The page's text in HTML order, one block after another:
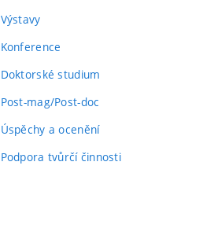
Výstavy
Konference
Doktorské studium
Post-mag/Post-doc
Úspěchy a ocenění
Podpora tvůrčí činnosti